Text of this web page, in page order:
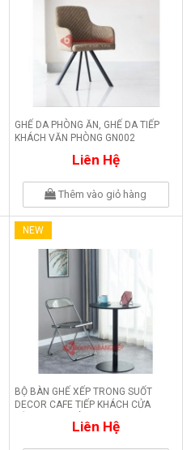
GHẾ DA PHÒNG ĂN, GHẾ DA TIẾP
KHÁCH VĂN PHÒNG GN002
Liên Hệ
Thêm vào giỏ hàng
NEW
BỘ BÀN GHẾ XẾP TRONG SUỐT
DECOR CAFE TIẾP KHÁCH CỬA
Liên Hệ